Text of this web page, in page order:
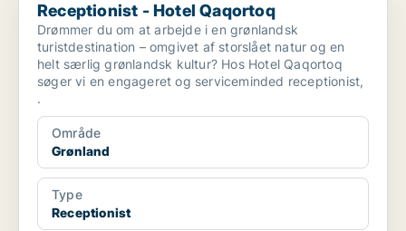
Receptionist - Hotel Qaqortoq
Drømmer du om at arbejde i en grønlandsk
turistdestination – omgivet af storslået natur og en
helt særlig grønlandsk kultur? Hos Hotel Qaqortoq
søger vi en engageret og serviceminded receptionist,
.
Område
Grønland
Type
Receptionist